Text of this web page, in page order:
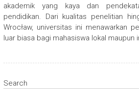
akademik yang kaya dan
pendidikan. Dari kualitas penelitian
Wrocław, universitas ini menawarkan
luar biasa bagi mahasiswa lokal maupun
Search